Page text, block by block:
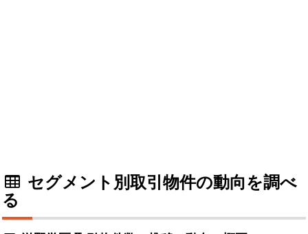
セグメント別取引物件の動向を調べ
る